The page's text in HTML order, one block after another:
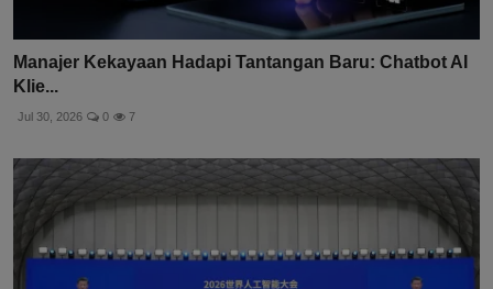
Manajer Kekayaan Hadapi Tantangan Baru: Chatbot AI
Klie...
Jul 30, 2026 0 7